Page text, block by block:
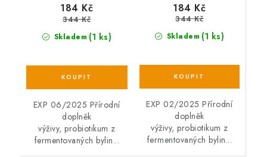
Skladem (1 ks)
184 Kč
344 Kč
EXP 06/2025 Přírodní
doplněk
výživy, probiotikum z
fermentovaných bylin...
Skladem (1 ks)
184 Kč
344 Kč
EXP 02/2025 Přírodní
doplněk
výživy, probiotikum z
fermentovaných bylin...